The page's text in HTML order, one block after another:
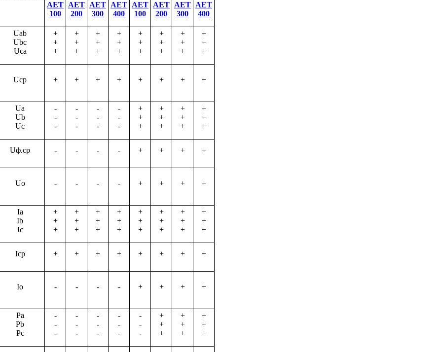
АЕТ
100
АЕТ
200
АЕТ
300
АЕТ
400
АЕТ
100
АЕТ
200
АЕТ
300
АЕТ
400
Uab
Ubc
Uca
+
+
+
+
+
+
+
+
+
+
+
+
+
+
+
+
+
+
+
+
+
+
+
+
Uср + + + + + + + +
Ua
Ub
Uc
-
-
-
-
-
-
-
-
-
-
-
-
+
+
+
+
+
+
+
+
+
+
+
+
Uф.ср - - - - + + + +
Uo - - - - + + + +
Ia
Ib
Ic
+
+
+
+
+
+
+
+
+
+
+
+
+
+
+
+
+
+
+
+
+
+
+
+
Iср + + + + + + + +
Io - - - - + + + +
Pa
Pb
Pc
-
-
-
-
-
-
-
-
-
-
-
-
-
-
-
+
+
+
+
+
+
+
+
+